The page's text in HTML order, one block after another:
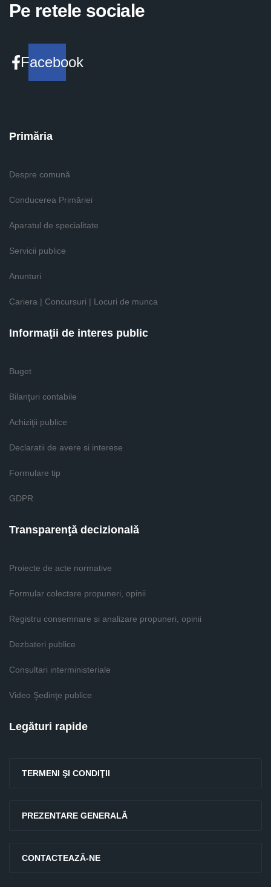
Pe retele sociale
Facebook
Primăria
Despre comună
Conducerea Primăriei
Aparatul de specialitate
Servicii publice
Anunturi
Cariera | Concursuri | Locuri de munca
Informaţii de interes public
Buget
Bilanţuri contabile
Achiziţii publice
Declaratii de avere si interese
Formulare tip
GDPR
Transparenţă decizională
Proiecte de acte normative
Formular colectare propuneri, opinii
Registru consemnare si analizare propuneri, opinii
Dezbateri publice
Consultari interministeriale
Video Şedinţe publice
Legături rapide
TERMENI ŞI CONDIŢII
PREZENTARE GENERALĂ
CONTACTEAZĂ-NE